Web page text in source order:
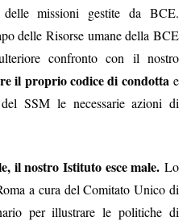
delle missioni gestite da BCE.
delle Risorse umane della BCE
confronto con il nostro
il proprio codice di condotta e
SSM le necessarie azioni di
il nostro Istituto esce male. Lo
a cura del Comitato Unico di
per illustrare le politiche di